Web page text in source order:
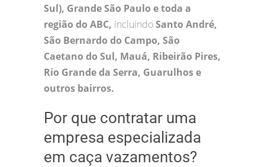
Sul), Grande São Paulo e toda a
região do ABC, incluindoSanto André,
São Bernardo do Campo, São
Caetano do Sul, Mauá, Ribeirão Pires,
Rio Grande da Serra, Guarulhos e
outros bairros.
Por que contratar uma
empresa especializada
em caça vazamentos?